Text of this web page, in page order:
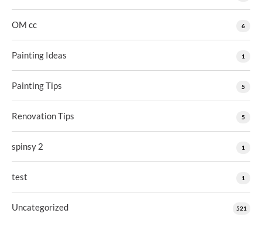
OM cc 6
Painting Ideas 1
Painting Tips 5
Renovation Tips 5
spinsy 2 1
test 1
Uncategorized 521